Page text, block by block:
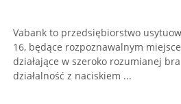
Vabank to przedsiębiorstwo
16, będące rozpoznawalnym
działające w szeroko rozumianej
działalność z naciskiem ...